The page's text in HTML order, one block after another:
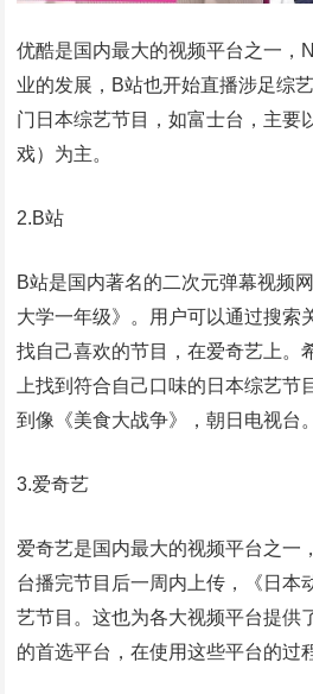
优酷是国内最大的视频平台之一，
业的发展，B站也开始直播涉足综
门日本综艺节目，如富士台，主要
戏）为主。
2.B站
B站是国内著名的二次元弹幕视频
大学一年级》。用户可以通过搜索
找自己喜欢的节目，在爱奇艺上。
上找到符合自己口味的日本综艺
到像《美食大战争》，朝日电视台。
3.爱奇艺
爱奇艺是国内最大的视频平台之一
台播完节目后一周内上传，《日本
艺节目。这也为各大视频平台提供
的首选平台，在使用这些平台的过